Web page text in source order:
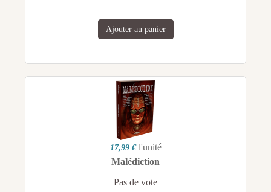
Ajouter au panier
17,99 € l'unité
Malédiction
Pas de vote